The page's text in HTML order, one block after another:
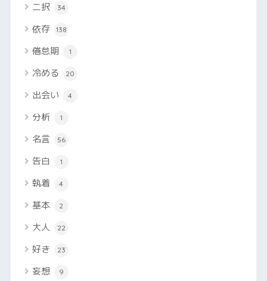
二択 34
依存 138
倦怠期 1
冷める 20
出会い 4
分析 1
名言 56
告白 1
執着 4
基本 2
大人 22
好き 23
妄想 9